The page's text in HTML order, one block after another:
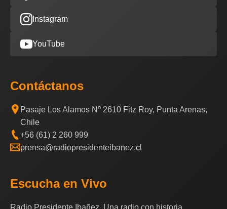
Instagram
YouTube
Contáctanos
Pasaje Los Alamos Nº 2610 Fitz Roy, Punta Arenas,
Chile
+56 (61) 2 260 999
prensa@radiopresidenteibanez.cl
Escucha en Vivo